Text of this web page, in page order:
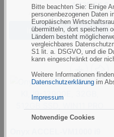
Bitte beachten Sie: Einige
personenbezogenen Daten
Europäischen
übermitteln, dort speichern
Ländern besteht
vergleichbares
S1 lit. a. DSGVO, und die
kann eingeschränkt oder
Weitere Informationen
Datenschutzerklärung im
Impressum
Notwendige Cookies
4.435,88 €
zzgl. MwSt., zzgl.Versandkosten
In den Warenkorb